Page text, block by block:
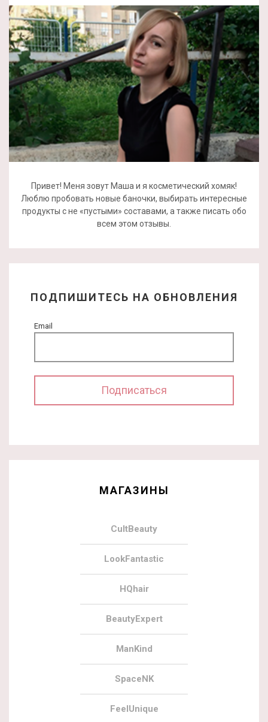
Привет! Меня зовут Маша и я косметический хомяк!
Люблю пробовать новые баночки, выбирать интересные
продукты с не «пустыми» составами, а также писать обо
всем этом отзывы.
ПОДПИШИТЕСЬ НА ОБНОВЛЕНИЯ
Email
МАГАЗИНЫ
CultBeauty
LookFantastic
HQhair
BeautyExpert
ManKind
SpaceNK
FeelUnique